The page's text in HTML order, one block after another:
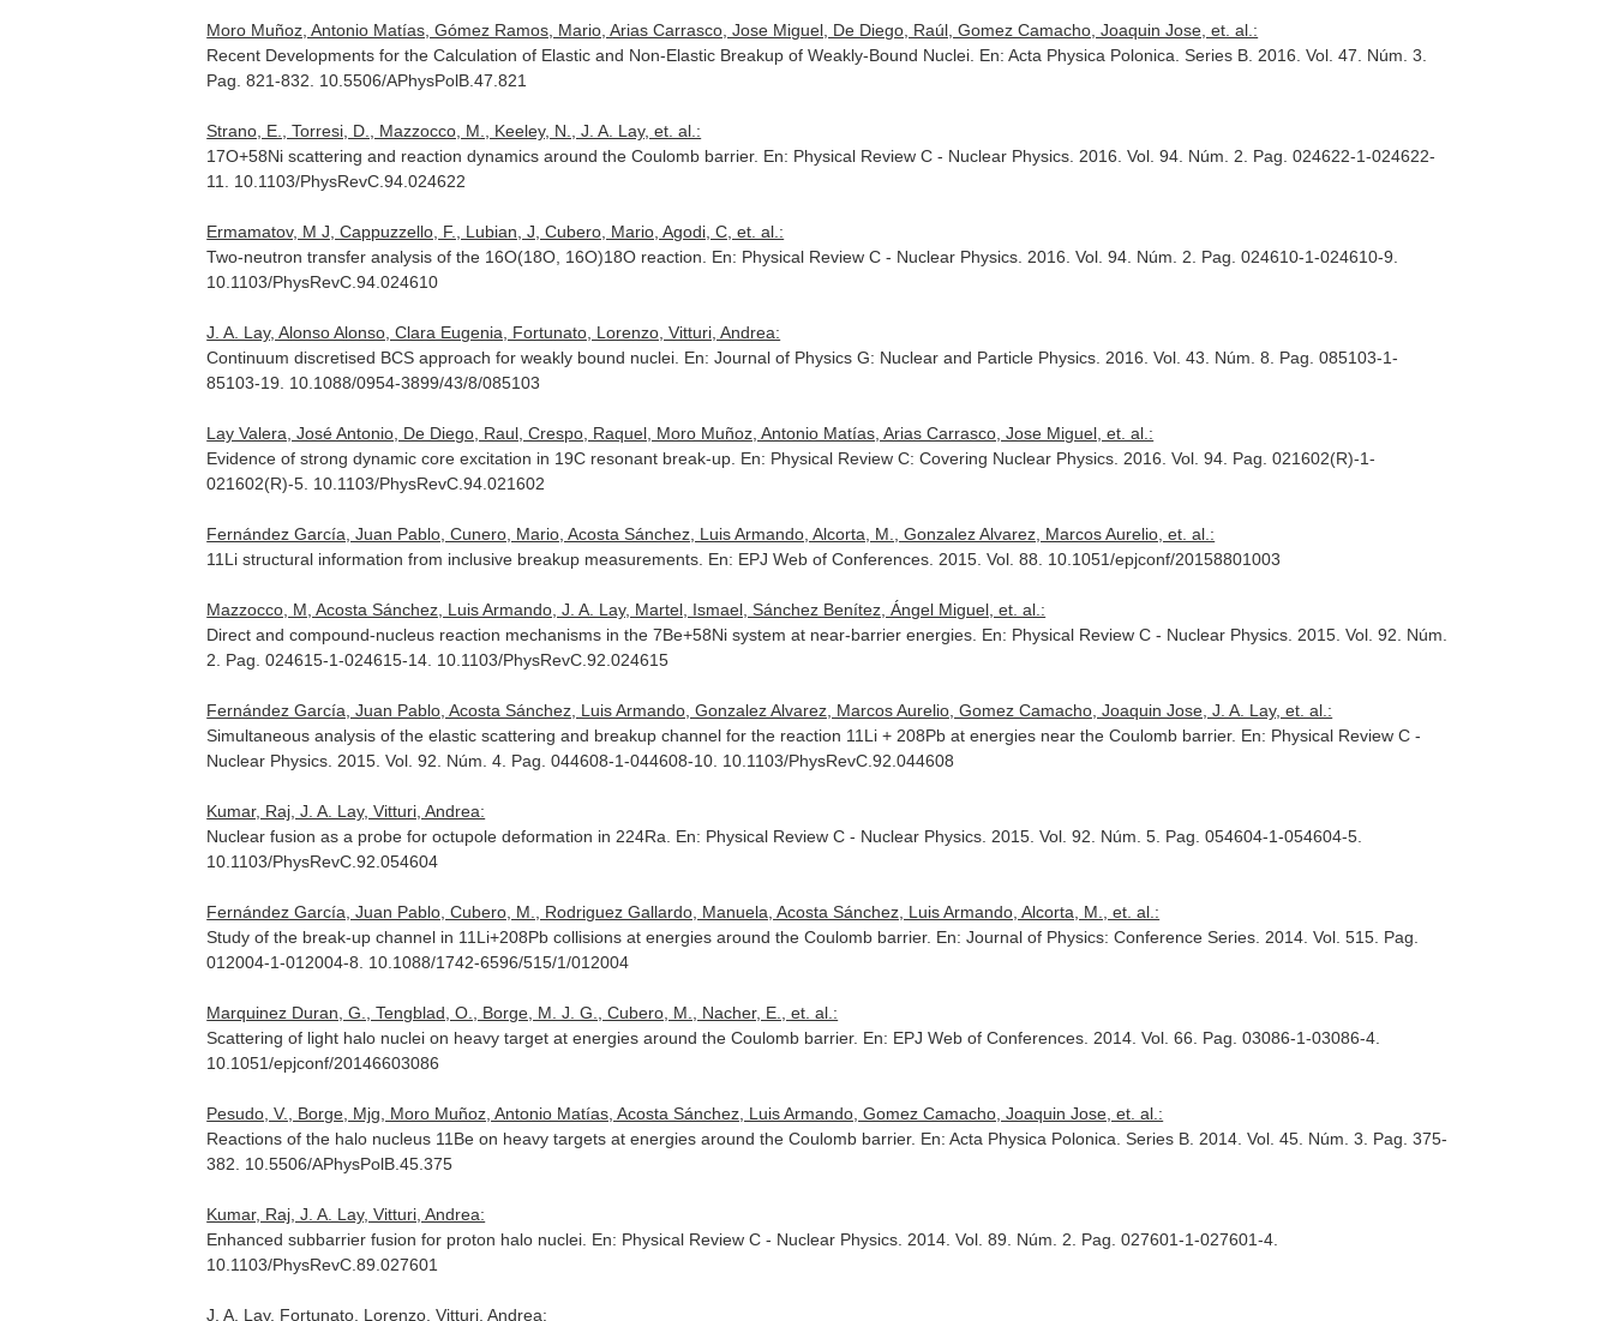
Moro Muñoz, Antonio Matías, Gómez Ramos, Mario, Arias Carrasco, Jose Miguel, De Diego, Raúl, Gomez Camacho, Joaquin Jose, et. al.:
Recent Developments for the Calculation of Elastic and Non-Elastic Breakup of Weakly-Bound Nuclei. En: Acta Physica Polonica. Series B . 2016. Vol. 47. Núm. 3.
Pag. 821-832. 10.5506/APhysPolB.47.821
Strano, E., Torresi, D., Mazzocco, M., Keeley, N., J. A. Lay, et. al.:
17O+58Ni scattering and reaction dynamics around the Coulomb barrier. En: Physical Review C - Nuclear Physics . 2016. Vol. 94. Núm. 2. Pag. 024622-1-024622-
11. 10.1103/PhysRevC.94.024622
Ermamatov, M J, Cappuzzello, F., Lubian, J, Cubero, Mario, Agodi, C, et. al.:
Two-neutron transfer analysis of the 16O(18O, 16O)18O reaction. En: Physical Review C - Nuclear Physics . 2016. Vol. 94. Núm. 2. Pag. 024610-1-024610-9.
10.1103/PhysRevC.94.024610
J. A. Lay, Alonso Alonso, Clara Eugenia, Fortunato, Lorenzo, Vitturi, Andrea:
Continuum discretised BCS approach for weakly bound nuclei. En: Journal of Physics G: Nuclear and Particle Physics . 2016. Vol. 43. Núm. 8. Pag. 085103-1-
85103-19. 10.1088/0954-3899/43/8/085103
Lay Valera, José Antonio, De Diego, Raul, Crespo, Raquel, Moro Muñoz, Antonio Matías, Arias Carrasco, Jose Miguel, et. al.:
Evidence of strong dynamic core excitation in 19C resonant break-up. En: Physical Review C: Covering Nuclear Physics . 2016. Vol. 94. Pag. 021602(R)-1-
021602(R)-5. 10.1103/PhysRevC.94.021602
Fernández García, Juan Pablo, Cunero, Mario, Acosta Sánchez, Luis Armando, Alcorta, M., Gonzalez Alvarez, Marcos Aurelio, et. al.:
11Li structural information from inclusive breakup measurements. En: EPJ Web of Conferences . 2015. Vol. 88. 10.1051/epjconf/20158801003
Mazzocco, M, Acosta Sánchez, Luis Armando, J. A. Lay, Martel, Ismael, Sánchez Benítez, Ángel Miguel, et. al.:
Direct and compound-nucleus reaction mechanisms in the 7Be+58Ni system at near-barrier energies. En: Physical Review C - Nuclear Physics . 2015. Vol. 92. Núm.
2. Pag. 024615-1-024615-14. 10.1103/PhysRevC.92.024615
Fernández García, Juan Pablo, Acosta Sánchez, Luis Armando, Gonzalez Alvarez, Marcos Aurelio, Gomez Camacho, Joaquin Jose, J. A. Lay, et. al.:
Simultaneous analysis of the elastic scattering and breakup channel for the reaction 11Li + 208Pb at energies near the Coulomb barrier. En: Physical Review C -
Nuclear Physics . 2015. Vol. 92. Núm. 4. Pag. 044608-1-044608-10. 10.1103/PhysRevC.92.044608
Kumar, Raj, J. A. Lay, Vitturi, Andrea:
Nuclear fusion as a probe for octupole deformation in 224Ra. En: Physical Review C - Nuclear Physics . 2015. Vol. 92. Núm. 5. Pag. 054604-1-054604-5.
10.1103/PhysRevC.92.054604
Fernández García, Juan Pablo, Cubero, M., Rodriguez Gallardo, Manuela, Acosta Sánchez, Luis Armando, Alcorta, M., et. al.:
Study of the break-up channel in 11Li+208Pb collisions at energies around the Coulomb barrier. En: Journal of Physics: Conference Series . 2014. Vol. 515. Pag.
012004-1-012004-8. 10.1088/1742-6596/515/1/012004
Marquinez Duran, G., Tengblad, O., Borge, M. J. G., Cubero, M., Nacher, E., et. al.:
Scattering of light halo nuclei on heavy target at energies around the Coulomb barrier. En: EPJ Web of Conferences . 2014. Vol. 66. Pag. 03086-1-03086-4.
10.1051/epjconf/20146603086
Pesudo, V., Borge, Mjg, Moro Muñoz, Antonio Matías, Acosta Sánchez, Luis Armando, Gomez Camacho, Joaquin Jose, et. al.:
Reactions of the halo nucleus 11Be on heavy targets at energies around the Coulomb barrier. En: Acta Physica Polonica. Series B . 2014. Vol. 45. Núm. 3. Pag. 375-
382. 10.5506/APhysPolB.45.375
Kumar, Raj, J. A. Lay, Vitturi, Andrea:
Enhanced subbarrier fusion for proton halo nuclei. En: Physical Review C - Nuclear Physics . 2014. Vol. 89. Núm. 2. Pag. 027601-1-027601-4.
10.1103/PhysRevC.89.027601
J. A. Lay, Fortunato, Lorenzo, Vitturi, Andrea: